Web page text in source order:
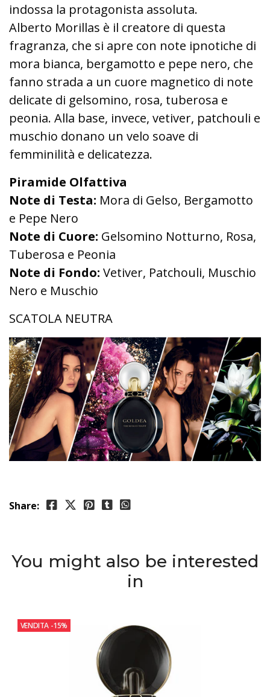
indossa la protagonista assoluta.
Alberto Morillas è il creatore di questa
fragranza, che si apre con note ipnotiche di
mora bianca, bergamotto e pepe nero, che
fanno strada a un cuore magnetico di note
delicate di gelsomino, rosa, tuberosa e
peonia. Alla base, invece, vetiver, patchouli e
muschio donano un velo soave di
femminilità e delicatezza.
Piramide Olfattiva
Note di Testa: Mora di Gelso, Bergamotto
e Pepe Nero
Note di Cuore: Gelsomino Notturno, Rosa,
Tuberosa e Peonia
Note di Fondo: Vetiver, Patchouli, Muschio
Nero e Muschio
SCATOLA NEUTRA
Share:
You might also be interested
in
VENDITA -15%